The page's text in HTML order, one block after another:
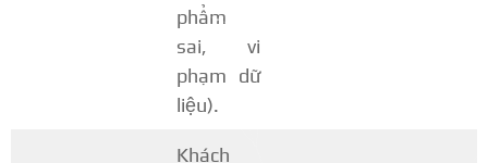
phẩm
sai, vi
phạm dữ
liệu).
Khách